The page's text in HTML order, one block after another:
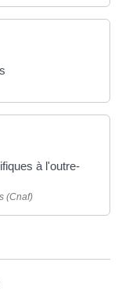
à l'outre-
(Cnaf)